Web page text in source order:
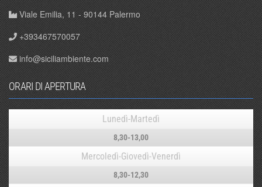
Viale Emilia, 11 - 90144 Palermo
+393467570057
info@siciliambiente.com
ORARI DI APERTURA
Lunedì-Martedì
8,30-13,00
Mercoledì-Giovedì-Venerdì
8,30-12,30